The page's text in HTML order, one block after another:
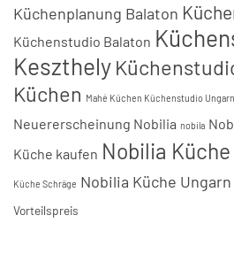
Küchenplanung Balaton
Küchenstudio Balaton
Keszthely
Küchen Mahé Küchen Küchenstudio Ungarn
Neuererscheinung Nobilia nobila
Küche kaufen Nobilia
Küche Schräge Nobilia Küche Ungarn
Vorteilspreis